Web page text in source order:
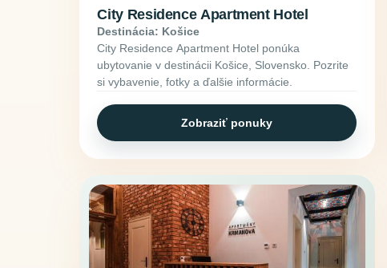
City Residence Apartment Hotel
Destinácia: Košice
City Residence Apartment Hotel ponúka
ubytovanie v destinácii Košice, Slovensko. Pozrite
si vybavenie, fotky a ďalšie informácie.
Zobraziť ponuky